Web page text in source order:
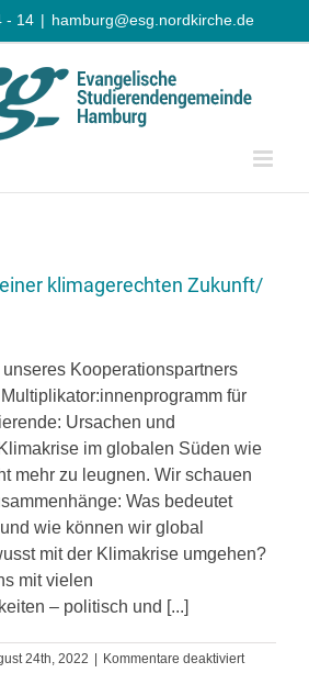
- 14 | hamburg@esg.nordkirche.de
klimagerechten Zukunft/
Kooperationspartners
für
Ursachen und
im globalen Süden wie
mehr zu leugnen. Wir schauen
Was bedeutet
wie können wir global
mit der Klimakrise umgehen?
mit vielen
– politisch und [...]
24th, 2022 | Kommentare deaktiviertfür